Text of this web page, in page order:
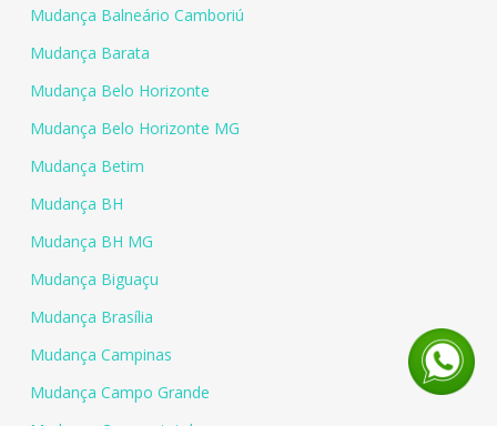
Mudança Balneário Camboriú
Mudança Barata
Mudança Belo Horizonte
Mudança Belo Horizonte MG
Mudança Betim
Mudança BH
Mudança BH MG
Mudança Biguaçu
Mudança Brasília
Mudança Campinas
Mudança Campo Grande